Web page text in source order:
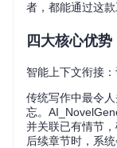
者，都能通过这
四大核心优
智能上下文衔接
传统写作中最令
忘。
并关联已有情节
后续章节时，系